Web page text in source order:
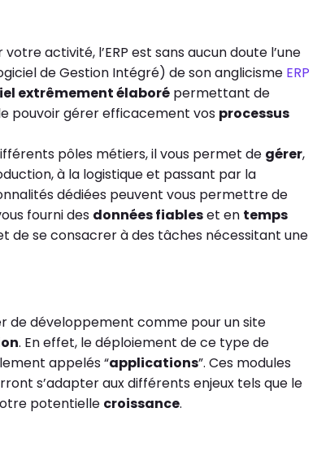
activité, l’ERP est sans aucun doute l’une
de Gestion Intégré) de son anglicisme ERP
extrêmement élaboré permettant de
pouvoir gérer efficacement vos processus
pôles métiers, il vous permet de gérer,
à la logistique et passant par la
dédiées peuvent vous permettre de
fourni des données fiableset en temps
de se consacrer à des tâches nécessitant une
de développement comme pour un site
. En effet, le déploiement de ce type de
appelés “applications”. Ces modules
s’adapter aux différents enjeux tels que le
potentielle croissance.